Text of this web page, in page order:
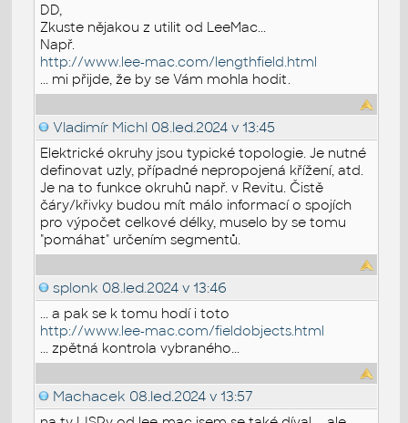
DD,
Zkuste nějakou z utilit od LeeMac...
Např.
http://www.lee-mac.com/lengthfield.html
... mi přijde, že by se Vám mohla hodit.
Vladimír Michl 08.led.2024 v 13:45
Elektrické okruhy jsou typické topologie. Je nutné
definovat uzly, případné nepropojená křížení, atd.
Je na to funkce okruhů např. v Revitu. Čistě
čáry/křivky budou mít málo informací o spojích
pro výpočet celkové délky, muselo by se tomu
"pomáhat" určením segmentů.
splonk 08.led.2024 v 13:46
... a pak se k tomu hodí i toto
http://www.lee-mac.com/fieldobjects.html
... zpětná kontrola vybraného...
Machacek 08.led.2024 v 13:57